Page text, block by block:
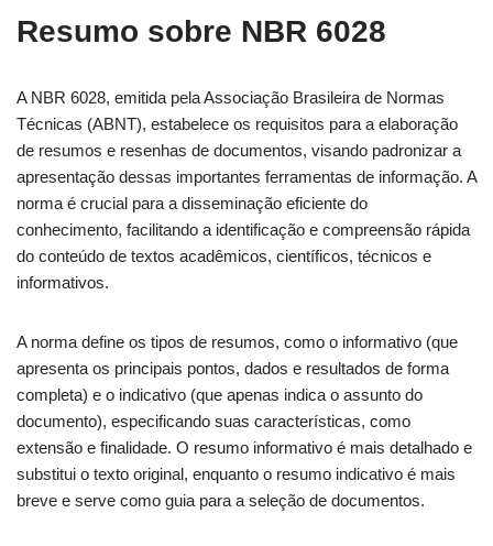
Resumo sobre NBR 6028
A NBR 6028, emitida pela Associação Brasileira de Normas
Técnicas (ABNT), estabelece os requisitos para a elaboração
de resumos e resenhas de documentos, visando padronizar a
apresentação dessas importantes ferramentas de informação. A
norma é crucial para a disseminação eficiente do
conhecimento, facilitando a identificação e compreensão rápida
do conteúdo de textos acadêmicos, científicos, técnicos e
informativos.
A norma define os tipos de resumos, como o informativo (que
apresenta os principais pontos, dados e resultados de forma
completa) e o indicativo (que apenas indica o assunto do
documento), especificando suas características, como
extensão e finalidade. O resumo informativo é mais detalhado e
substitui o texto original, enquanto o resumo indicativo é mais
breve e serve como guia para a seleção de documentos.